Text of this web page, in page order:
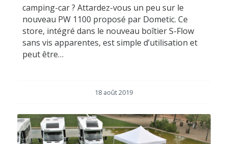
camping-car ? Attardez-vous un peu sur le
nouveau PW 1100 proposé par Dometic. Ce
store, intégré dans le nouveau boîtier S-Flow
sans vis apparentes, est simple d’utilisation et
peut être…
18 août 2019